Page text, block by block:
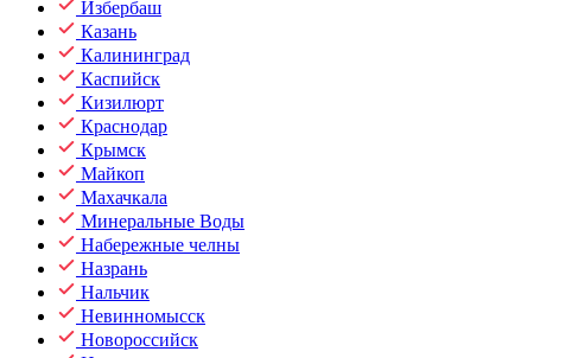
Избербаш
Казань
Калининград
Каспийск
Кизилюрт
Краснодар
Крымск
Майкоп
Махачкала
Минеральные Воды
Набережные челны
Назрань
Нальчик
Невинномысск
Новороссийск